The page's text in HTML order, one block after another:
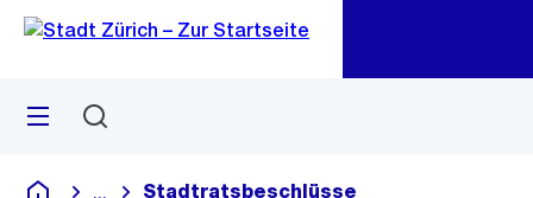
Navigation
Sprunglink
Menü
Blende alle Breadcrumbs ein
Stadtratsbeschlüsse